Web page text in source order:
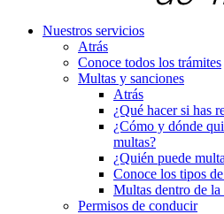
Nuestros servicios
Atrás
Conoce todos los trámites
Multas y sanciones
Atrás
¿Qué hacer si has
¿Cómo y dónde
multas?
¿Quién puede
Conoce los tipos
Multas dentro de
Permisos de conducir